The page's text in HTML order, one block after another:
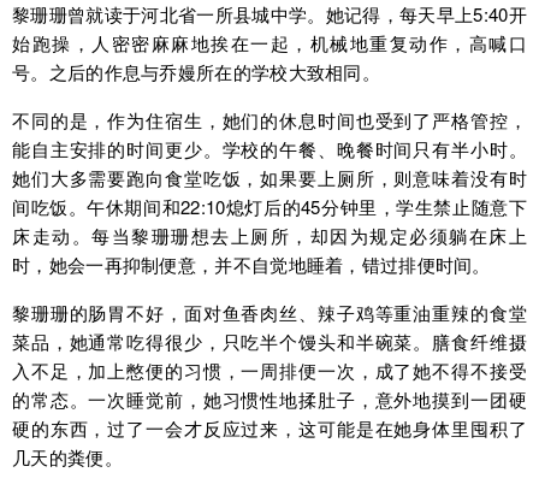
黎珊珊曾就读于河北省一所县城中学。她记得，每天早上5:40开
始跑操，人密密麻麻地挨在一起，机械地重复动作，高喊口
号。之后的作息与乔嫚所在的学校大致相同。
不同的是，作为住宿生，她们的休息时间也受到了严格管控，
能自主安排的时间更少。学校的午餐、晚餐时间只有半小时。
她们大多需要跑向食堂吃饭，如果要上厕所，则意味着没有时
间吃饭。午休期间和22:10熄灯后的45分钟里，学生禁止随意下
床走动。每当黎珊珊想去上厕所，却因为规定必须躺在床上
时，她会一再抑制便意，并不自觉地睡着，错过排便时间。
黎珊珊的肠胃不好，面对鱼香肉丝、辣子鸡等重油重辣的食堂
菜品，她通常吃得很少，只吃半个馒头和半碗菜。膳食纤维摄
入不足，加上憋便的习惯，一周排便一次，成了她不得不接受
的常态。一次睡觉前，她习惯性地揉肚子，意外地摸到一团硬
硬的东西，过了一会才反应过来，这可能是在她身体里囤积了
几天的粪便。